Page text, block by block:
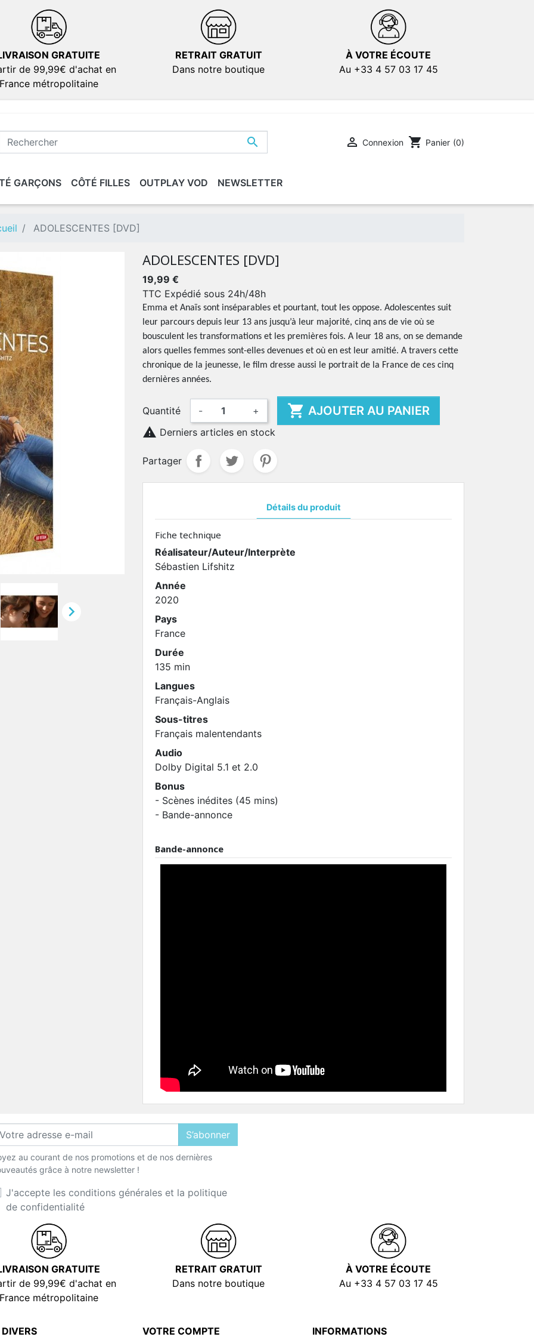
GRATUITE
de 99,99€ d'achat en
métropolitaine
RETRAIT GRATUIT
Dans notre boutique
À VOTRE ÉCOUTE
Au +33 4 57 03 17 45
  Connexion shopping_cart Panier (0)
GARÇONS
SÉRIES DOCUMENTAIRES VERSION FRANÇAISE AFFICHES DE FILMS
CÔTÉ FILLES
SÉRIES DOCUMENTAIRES VERSION FRANÇAISE AFFICHES DE FILMS
OUTPLAY VOD NEWSLETTER
ADOLESCENTES [DVD]

ADOLESCENTES [DVD]
19,99 €
TTC Expédié sous 24h/48h
Emma et Anaïs sont inséparables et pourtant, tout les oppose. Adolescentes suit
leur parcours depuis leur 13 ans jusqu’à leur majorité, cinq ans de vie où se
bousculent les transformations et les premières fois. A leur 18 ans, on se demande
alors quelles femmes sont-elles devenues et où en est leur amitié. A travers cette
chronique de la jeunesse, le film dresse aussi le portrait de la France de ces cinq
dernières années.
Quantité - +  AJOUTER AU PANIER
 Derniers articles en stock
Partager
Détails du produit
Fiche technique
Réalisateur/Auteur/Interprète
Sébastien Lifshitz
Année
2020
Pays
France
Durée
135 min
Langues
Français-Anglais
Sous-titres
Français malentendants
Audio
Dolby Digital 5.1 et 2.0
Bonus
- Scènes inédites (45 mins)
- Bande-annonce
Bande-annonce
S’abonner
au courant de nos promotions et de nos dernières
grâce à notre newsletter !
J'accepte les conditions générales et la politique
de confidentialité
GRATUITE
de 99,99€ d'achat en
métropolitaine
RETRAIT GRATUIT
Dans notre boutique
À VOTRE ÉCOUTE
Au +33 4 57 03 17 45
VOTRE COMPTE INFORMATIONS